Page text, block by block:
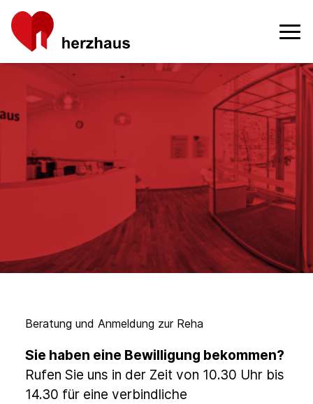
Beratung und Anmeldung zur Reha
Sie haben eine Bewilligung bekommen?
Rufen Sie uns in der Zeit von 10.30 Uhr bis
14.30 für eine verbindliche